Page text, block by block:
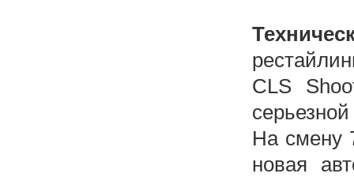
CLS
На смену
новая